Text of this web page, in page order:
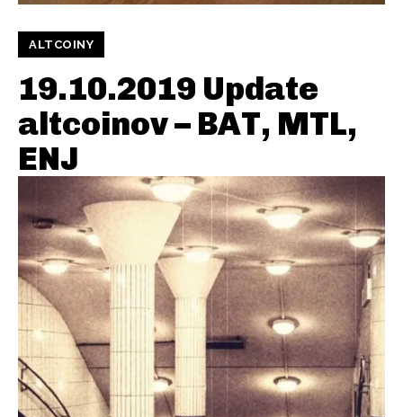
ALTCOINY
19.10.2019 Update
altcoinov – BAT, MTL,
ENJ